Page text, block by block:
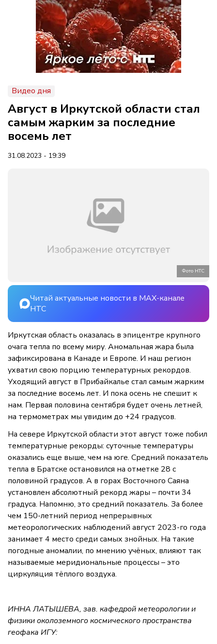
Видео дня
Август в Иркутской области стал
самым жарким за последние
восемь лет
31.08.2023 - 19:39
Фото НТС
Читай актуальные новости в MAX-канале
НТС
Иркутская область оказалась в эпицентре крупного
очага тепла по всему миру. Аномальная жара была
зафиксирована в Канаде и Европе. И наш регион
ухватил свою порцию температурных рекордов.
Уходящий август в Прибайкалье стал самым жарким
за последние восемь лет. И пока осень не спешит к
нам. Первая половина сентября будет очень летней,
на термометрах мы увидим до +24 градусов.
На севере Иркутской области этот август тоже побил
температурные рекорды: суточные температуры
оказались еще выше, чем на юге. Средний показатель
тепла в Братске остановился на отметке 28 с
половиной градусов. А в горах Восточного Саяна
установлен абсолютный рекорд жары – почти 34
градуса. Напомню, это средний показатель. За более
чем 150-летний период непрерывных
метеорологических наблюдений август 2023-го года
занимает 4 место среди самых знойных. На такие
погодные аномалии, по мнению учёных, влияют так
называемые меридиональные процессы – это
циркуляция тёплого воздуха.
ИННА ЛАТЫШЕВА, зав. кафедрой метеорологии и
физики околоземного космического пространства
геофака ИГУ: